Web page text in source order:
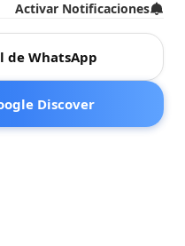
Activar Notificaciones
de WhatsApp
Discover